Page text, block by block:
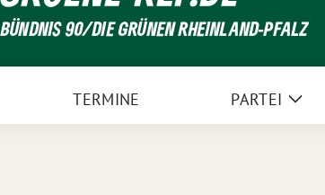
BÜNDNIS 90/DIE GRÜNEN RHEINLAND-PFALZ
TERMINE PARTEI
Zeige